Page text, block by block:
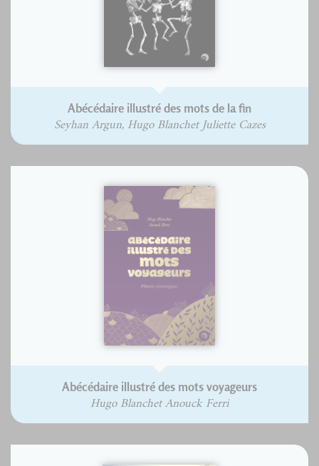
Abécédaire illustré des mots de la fin
Seyhan Argun, Hugo Blanchet Juliette Cazes
Abécédaire illustré des mots voyageurs
Hugo Blanchet Anouck Ferri